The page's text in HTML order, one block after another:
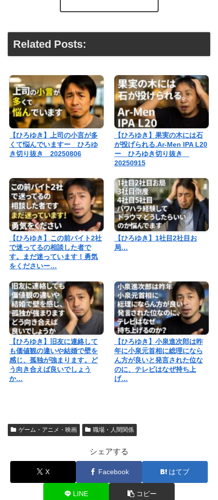
Related Posts:
【ひろゆき】上司の小言が多
くて悩んでいますー ひろゆ
き切り抜き 20250806
【ひろゆき】果実の木には石
が投げられる.Ar-Men IPA L20
ー ひろゆき切り抜き
20250915
【ひろゆき】この前バイト2社
で迷ってるの相談した者で
す。まだ迷っています！勇気
をくださいー…
【ひろゆき】1社目2社目お
局…
【ひろゆき】旧友に連絡して
も価値観の違いや結婚で壁を
感じ、孤独が強まります。ど
う向き合えば良いでしょう
か…
【ひろゆき】小泉進次郎は昨
年に小泉元首相に総理になら
ん方が良いと発言された位な
のに、テレビはなぜ持ち上
げ…
ゲーム・アニメ・映画 職場・人間関係
シェアする
X Facebook はてブ
LINE コピー